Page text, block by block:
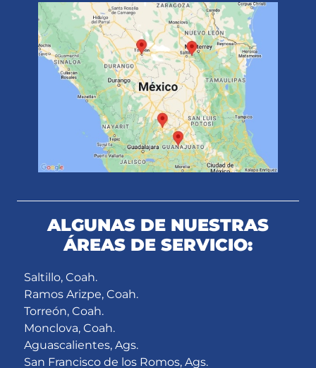
ALGUNAS DE NUESTRAS
ÁREAS DE SERVICIO:
Saltillo, Coah.
Ramos Arizpe, Coah.
Torreón, Coah.
Monclova, Coah.
Aguascalientes, Ags.
San Francisco de los Romos, Ags.